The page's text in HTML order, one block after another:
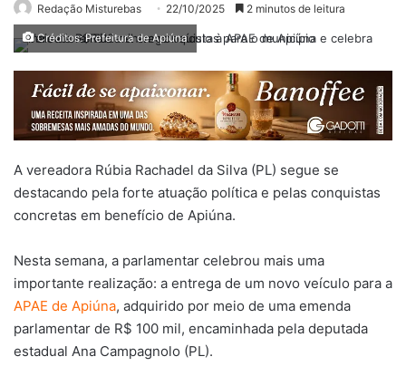
Redação Misturebas 22/10/2025 2 minutos de leitura
Créditos: Prefeitura de Apiúna
A vereadora Rúbia Rachadel da Silva (PL) segue se
destacando pela forte atuação política e pelas conquistas
concretas em benefício de Apiúna.
Nesta semana, a parlamentar celebrou mais uma
importante realização: a entrega de um novo veículo para a
APAE de Apiúna, adquirido por meio de uma emenda
parlamentar de R$ 100 mil, encaminhada pela deputada
estadual Ana Campagnolo (PL).